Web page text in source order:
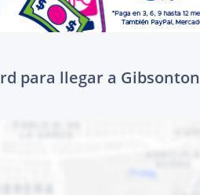
para llegar a Gibsonton